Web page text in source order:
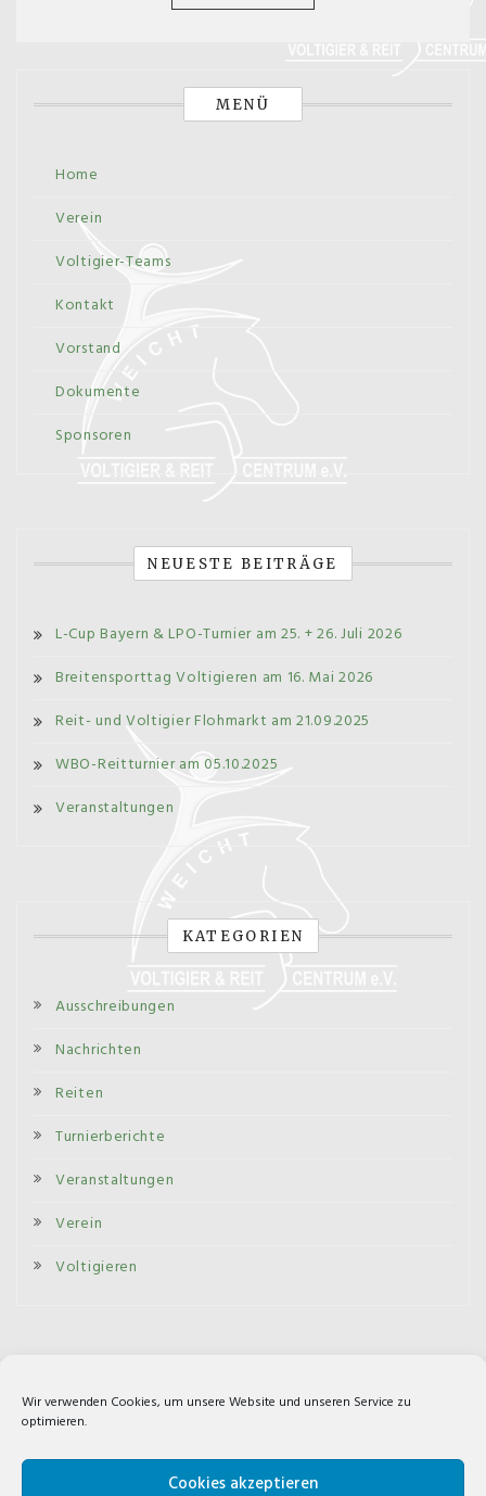
Wir verwenden Cookies, um unsere Website und unseren Service zu
optimieren.
Cookies akzeptieren
MENÜ
Home
Verein
Voltigier-Teams
Kontakt
Vorstand
Dokumente
Sponsoren
NEUESTE BEITRÄGE
L-Cup Bayern & LPO-Turnier am 25. + 26. Juli 2026
Breitensporttag Voltigieren am 16. Mai 2026
Reit- und Voltigier Flohmarkt am 21.09.2025
WBO-Reitturnier am 05.10.2025
Veranstaltungen
KATEGORIEN
Ausschreibungen
Nachrichten
Reiten
Turnierberichte
Veranstaltungen
Verein
Voltigieren
Impressum
Cookie-Richtlinie (EU)